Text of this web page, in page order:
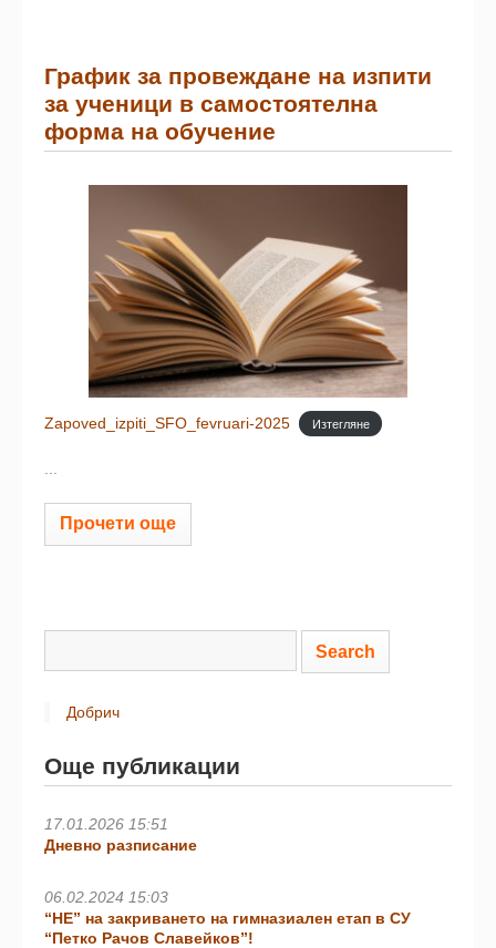
График за провеждане на изпити
за ученици в самостоятелна
форма на обучение
Zapoved_izpiti_SFO_fevruari-2025 Изтегляне
Прочети още
Добрич
Още публикации
17.01.2026 15:51
Дневно разписание
06.02.2024 15:03
“НЕ” на закриването на гимназиален етап в СУ
“Петко Рачов Славейков”!